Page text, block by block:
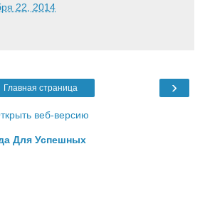
22, 2014
›
Главная страница
веб-версию
Для Успешных